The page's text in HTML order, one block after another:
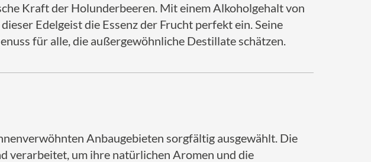
Kraft der Holunderbeeren. Mit einem Alkoholgehalt von
Edelgeist die Essenz der Frucht perfekt ein. Seine
für alle, die außergewöhnliche Destillate schätzen.
Anbaugebieten sorgfältig ausgewählt. Die
verarbeitet, um ihre natürlichen Aromen und die